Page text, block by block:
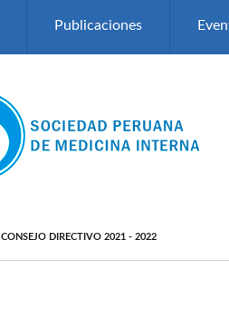
Publicaciones
CONSEJO DIRECTIVO 2021 - 2022